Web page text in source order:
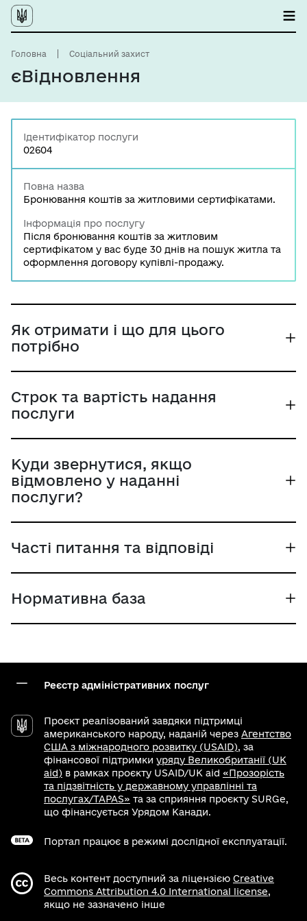
Головна Соціальний захист
єВідновлення
Ідентифікатор послуги
02604
Повна назва
Бронювання коштів за житловими сертифікатами.
Інформація про послугу
Після бронювання коштів за житловим
сертифікатом у вас буде 30 днів на пошук житла та
оформлення договору купівлі-продажу.
Як отримати і що для цього
потрібно
Строк та вартість надання
послуги
Куди звернутися, якщо
відмовлено у наданні
послуги?
Часті питання та відповіді
Нормативна база
Реєстр адміністративних послуг
Проєкт реалізований завдяки підтримці
американського народу, наданій через Агентство
США з міжнародного розвитку (USAID), за
фінансової підтримки уряду Великобританії (UK
aid) в рамках проєкту USAID/UK aid «Прозорість
та підзвітність у державному управлінні та
послугах/TAPAS» та за сприяння проєкту SURGe,
що фінансується Урядом Канади.
Портал працює в режимі дослідної експлуатації.
Весь контент доступний за ліцензією Creative
Commons Attribution 4.0 International license,
якщо не зазначено інше